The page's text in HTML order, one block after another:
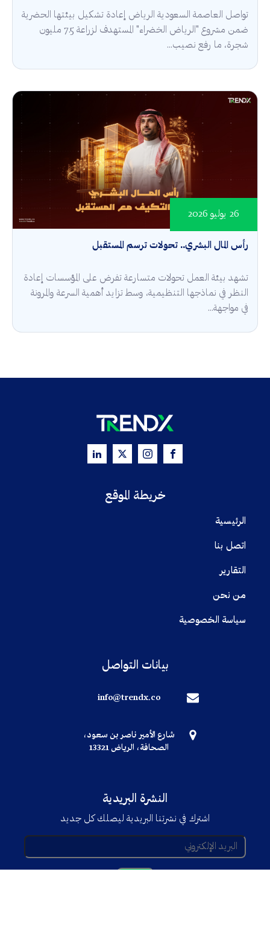
تواصل العاصمة السعودية الرياض إعادة تشكيل بيئتها الحضرية
ضمن مشروع "الرياض الخضراء" المستهدف لزراعة 7.5 مليون
شجرة، ما رفع نصيب...
رأس المال البشري.. تحولات ترسم المستقبل
26 يوليو 2026
تشهد بيئة العمل تحولات متسارعة تفرض على المؤسسات إعادة
النظر في نماذجها التنظيمية، وسط تزايد أهمية السرعة والمرونة
في مواجهة...
خريطة الموقع
الرئيسية
اتصل بنا
التقارير
من نحن
سياسة الخصوصية
بيانات التواصل
info@trendx.co
شارع الأمير ناصر بن سعود،
الصحافة، الرياض 13321
النشرة البريدية
اشترك في نشرتنا البريدية ليصلك كل جديد